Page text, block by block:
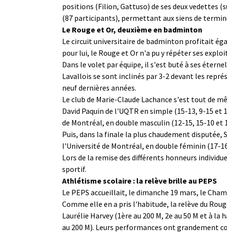
positions (Filion, Gattuso) de ses deux vedettes
(87 participants), permettant aux siens de
Le Rouge et Or, deuxième en badminton
Le circuit universitaire de badminton profitait
pour lui, le Rouge et Or n'a pu y répéter ses
Dans le volet par équipe, il s'est buté à ses
Lavallois se sont inclinés par 3-2 devant les
neuf dernières années.
Le club de Marie-Claude Lachance s'est tout de
David Paquin de l'UQTR en simple (15-13, 9-15
de Montréal, en double masculin (12-15, 15-10 et
Puis, dans la finale la plus chaudement
l'Université de Montréal, en double féminin (17-
Lors de la remise des différents honneurs
sportif.
Athlétisme scolaire : la relève brille au PEPS
Le PEPS accueillait, le dimanche 19 mars, le
Comme elle en a pris l'habitude, la relève du
Laurélie Harvey (1ère au 200 M, 2e au 50 M et à
au 200 M). Leurs performances ont grandement